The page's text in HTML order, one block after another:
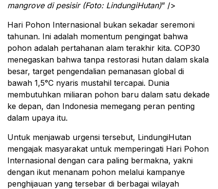
mangrove di pesisir (Foto: LindungiHutan)” />
Hari Pohon Internasional bukan sekadar seremoni
tahunan. Ini adalah momentum pengingat bahwa
pohon adalah pertahanan alam terakhir kita. COP30
menegaskan bahwa tanpa restorasi hutan dalam skala
besar, target pengendalian pemanasan global di
bawah 1,5°C nyaris mustahil tercapai. Dunia
membutuhkan miliaran pohon baru dalam satu dekade
ke depan, dan Indonesia memegang peran penting
dalam upaya itu.
Untuk menjawab urgensi tersebut, LindungiHutan
mengajak masyarakat untuk memperingati Hari Pohon
Internasional dengan cara paling bermakna, yakni
dengan ikut menanam pohon melalui kampanye
penghijauan yang tersebar di berbagai wilayah